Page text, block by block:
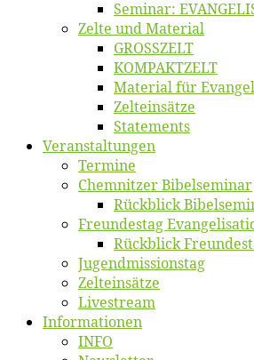
Se­mi­nar:
Zel­te und Material
GROSSZELT
KOMPAKTZELT
Ma­te­ri­al für
Zelt­ein­sät­ze
State­ments
Ver­an­stal­tun­gen
Ter­mi­ne
Chemnit­zer Bibelseminar
Rück­blick
Freun­des­tag
Rück­blick
Jugend­mis­sions­tag
Zelt­ein­sät­ze
Live­stream
Informatio­nen
INFO